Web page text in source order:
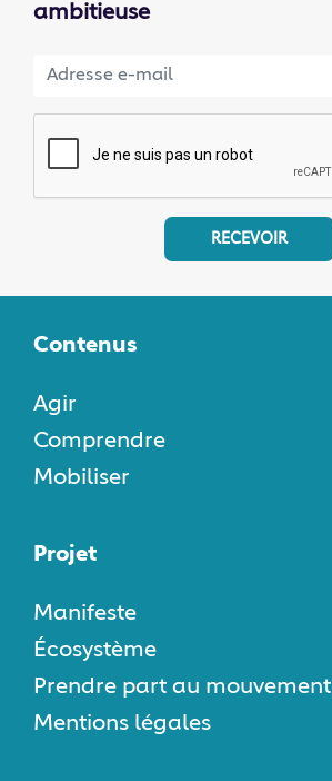
ambitieuse
RECEVOIR
Contenus
Agir
Comprendre
Mobiliser
Projet
Manifeste
Écosystème
Prendre part au mouvement
Mentions légales